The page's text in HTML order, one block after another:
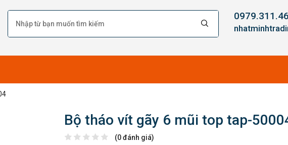
Bộ tháo vít gãy 6 mũi top tap-
(0 đánh giá)